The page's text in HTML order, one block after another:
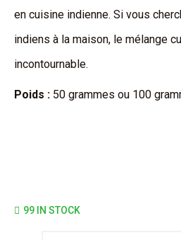
en cuisine indienne. Si vous
indiens à la maison, le mélange
incontournable.
Poids : 50 grammes ou 100
99 IN STOCK